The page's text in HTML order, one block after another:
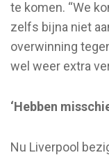
te komen. “We
zelfs bijna niet
overwinning
wel weer extra
‘Hebben
Nu Liverpool